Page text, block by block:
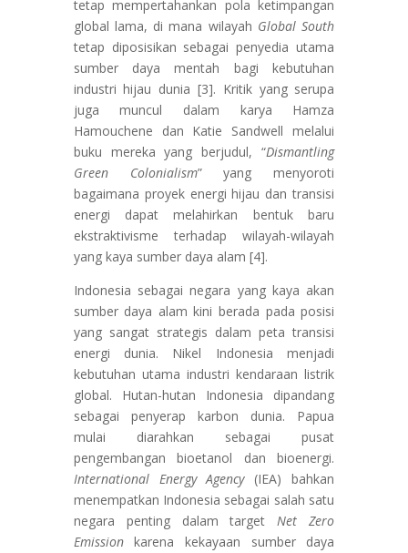
tetap mempertahankan pola ketimpangan
global lama, di mana wilayah Global South
tetap diposisikan sebagai penyedia utama
sumber daya mentah bagi kebutuhan
industri hijau dunia [3]. Kritik yang serupa
juga muncul dalam karya Hamza
Hamouchene dan Katie Sandwell melalui
buku mereka yang berjudul, “Dismantling
Green Colonialism” yang menyoroti
bagaimana proyek energi hijau dan transisi
energi dapat melahirkan bentuk baru
ekstraktivisme terhadap wilayah-wilayah
yang kaya sumber daya alam [4].
Indonesia sebagai negara yang kaya akan
sumber daya alam kini berada pada posisi
yang sangat strategis dalam peta transisi
energi dunia. Nikel Indonesia menjadi
kebutuhan utama industri kendaraan listrik
global. Hutan-hutan Indonesia dipandang
sebagai penyerap karbon dunia. Papua
mulai diarahkan sebagai pusat
pengembangan bioetanol dan bioenergi.
International Energy Agency(IEA) bahkan
menempatkan Indonesia sebagai salah satu
negara penting dalam targetNet Zero
Emissionkarena kekayaan sumber daya